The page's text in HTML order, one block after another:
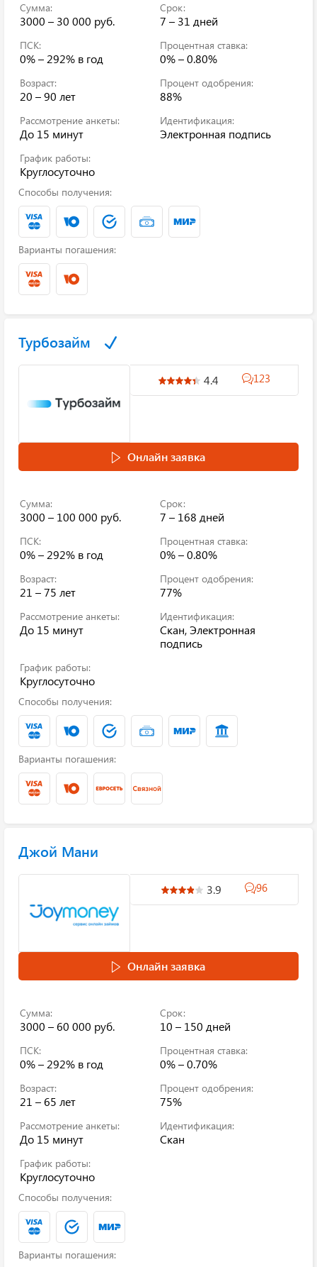
Сумма:
3000 – 30 000 руб.
Срок:
7 – 31 дней
ПСК:
0% – 292% в год
Процентная ставка:
0% – 0.80%
Возраст:
20 – 90 лет
Процент одобрения:
88%
Рассмотрение анкеты:
До 15 минут
Идентификация:
Электронная подпись
График работы:
Круглосуточно
Способы получения:
Варианты погашения:
Турбозайм
4.4 123
Онлайн заявка
Сумма:
3000 – 100 000 руб.
Срок:
7 – 168 дней
ПСК:
0% – 292% в год
Процентная ставка:
0% – 0.80%
Возраст:
21 – 75 лет
Процент одобрения:
77%
Рассмотрение анкеты:
До 15 минут
Идентификация:
Скан, Электронная
подпись
График работы:
Круглосуточно
Способы получения:
Варианты погашения:
Джой Мани
3.9 96
Онлайн заявка
Сумма:
3000 – 60 000 руб.
Срок:
10 – 150 дней
ПСК:
0% – 292% в год
Процентная ставка:
0% – 0.70%
Возраст:
21 – 65 лет
Процент одобрения:
75%
Рассмотрение анкеты:
До 15 минут
Идентификация:
Скан
График работы:
Круглосуточно
Способы получения:
Варианты погашения: